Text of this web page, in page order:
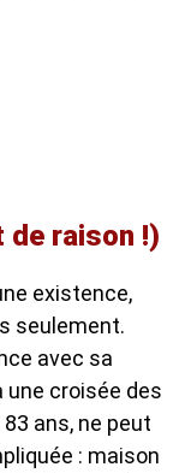
de raison !)
existence,
seulement.
avec sa
une croisée des
ans, ne peut
: maison